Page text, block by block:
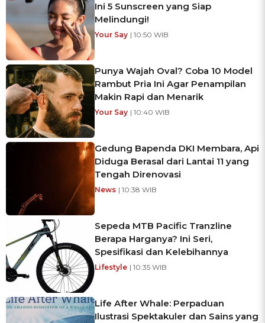
Ini 5 Sunscreen yang Siap
Melindungi!
Your Say | 10:50 WIB
Punya Wajah Oval? Coba 10 Model
Rambut Pria Ini Agar Penampilan
Makin Rapi dan Menarik
Your Say | 10:40 WIB
Gedung Bapenda DKI Membara, Api
Diduga Berasal dari Lantai 11 yang
Tengah Direnovasi
News | 10:38 WIB
Sepeda MTB Pacific Tranzline
Berapa Harganya? Ini Seri,
Spesifikasi dan Kelebihannya
Lifestyle | 10:35 WIB
Life After Whale: Perpaduan
Ilustrasi Spektakuler dan Sains yang